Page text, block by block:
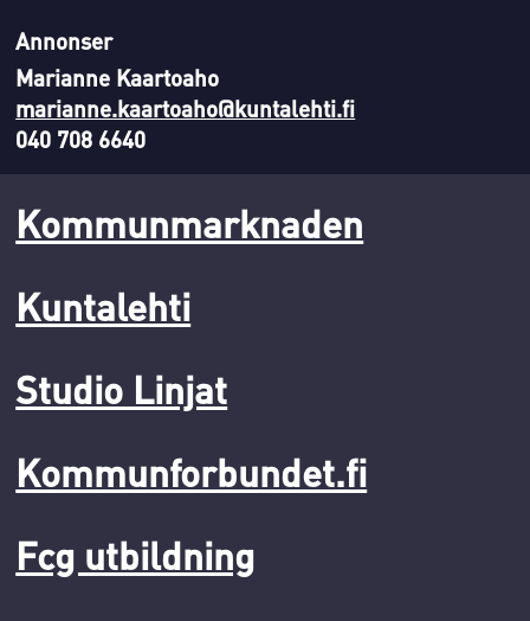
Annonser
Marianne Kaartoaho
marianne.kaartoaho@kuntalehti.fi
040 708 6640
Kommunmarknaden
Kuntalehti
Studio Linjat
Kommunforbundet.fi
Fcg utbildning